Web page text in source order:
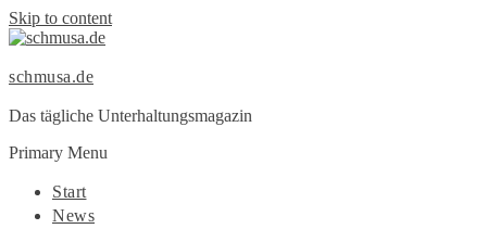
Skip to content
schmusa.de
Das tägliche Unterhaltungsmagazin
Primary Menu
Start
News